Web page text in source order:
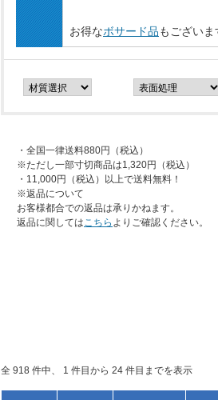
お得なボサード品もございま
・全国一律送料880円（税込）
※ただし一部寸切商品は1,320円（税込）
・11,000円（税込）以上で送料無料！
※返品について
お客様都合での返品は承りかねます。
返品に関してはこちら よりご確認ください。
全 918 件中、 1 件目から 24 件目までを表示